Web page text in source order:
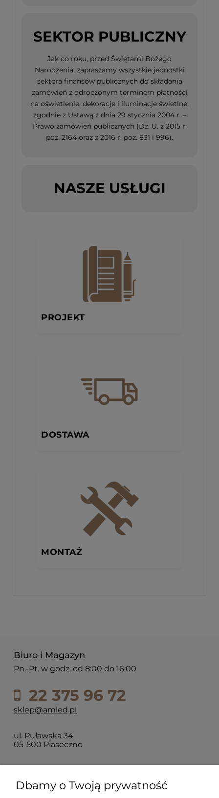
SEKTOR PUBLICZNY
Jak co roku, przed Świętami Bożego
Narodzenia, zapraszamy wszystkie jednostki
sektora finansów publicznych do składania
zamówień z odroczonym terminem płatności
na oświetlenie, dekoracje i iluminacje świetlne,
zgodnie z Ustawą z dnia 29 stycznia 2004 r. –
Prawo zamówień publicznych (Dz. U. z 2015 r.
poz. 2164 oraz z 2016 r. poz. 831 i 996).
NASZE USŁUGI
PROJEKT
DOSTAWA
MONTAŻ
Biuro i Magazyn
Pn.-Pt. w godz. od 8:00 do 16:00
22 375 96 72
sklep@amled.pl
ul. Puławska 34
05-500 Piaseczno
Dla klientów
Dbamy o Twoją prywatność